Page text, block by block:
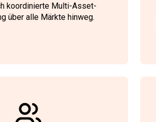
koordinierte Multi-Asset-
über alle Märkte hinweg.